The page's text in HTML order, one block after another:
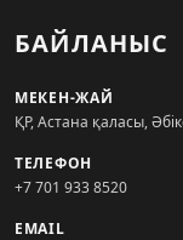
БАЙЛАНЫС
МЕКЕН-ЖАЙ
ҚР, Астана қаласы,
ТЕЛЕФОН
+7 701 933 8520
EMAIL